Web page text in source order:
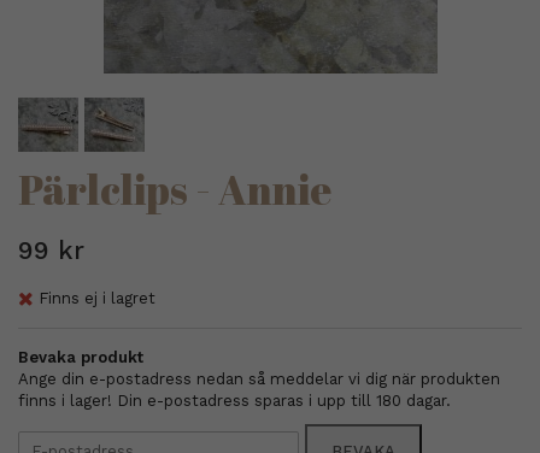
Pärlclips - Annie
99 kr
Finns ej i lagret
Bevaka produkt
Ange din e-postadress nedan så meddelar vi dig när produkten
finns i lager! Din e-postadress sparas i upp till 180 dagar.